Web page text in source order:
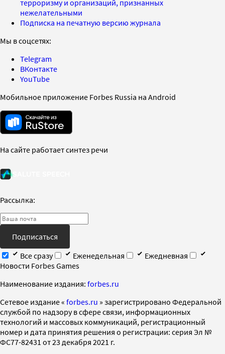
терроризму и организаций, признанных
нежелательными
Подписка на печатную версию журнала
Мы в соцсетях:
Telegram
ВКонтакте
YouTube
Мобильное приложение Forbes Russia на Android
На сайте работает синтез речи
Рассылка:
Подписаться
Все сразу
Еженедельная
Ежедневная
Новости Forbes Games
Наименование издания: forbes.ru
Cетевое издание « forbes.ru » зарегистрировано Федеральной
службой по надзору в сфере связи, информационных
технологий и массовых коммуникаций, регистрационный
номер и дата принятия решения о регистрации: серия Эл №
ФС77-82431 от 23 декабря 2021 г.